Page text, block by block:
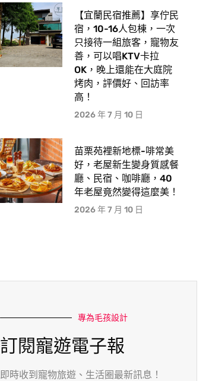
【宜蘭民宿推薦】享佇民
宿，10-16人包棟，一次
只接待一組旅客，寵物友
善，可以唱KTV卡拉
OK，晚上還能在大庭院
烤肉，評價好、回訪率
高！
2026 年 7 月 10 日
苗栗苑裡新地標-啡常美
好，老屋新生變身質感餐
廳、民宿、咖啡廳，40
年老屋竟然變得這麼美！
2026 年 7 月 10 日
專為毛孩設計
訂閱寵遊電子報
即時收到寵物旅遊、生活圈最新訊息！